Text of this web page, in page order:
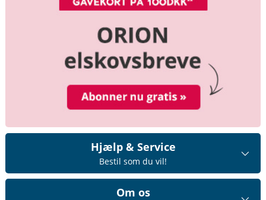
Hjælp & Service
Bestil som du vil!
Om os